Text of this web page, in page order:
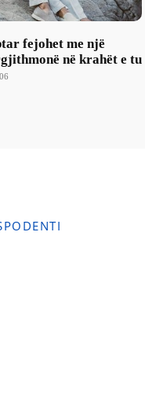
fejohet me një
në krahët e tu